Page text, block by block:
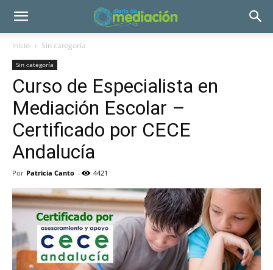
Inicio Sin categoría
Sin categoría
Curso de Especialista en
Mediación Escolar –
Certificado por CECE
Andalucía
Por Patricia Canto - 4421